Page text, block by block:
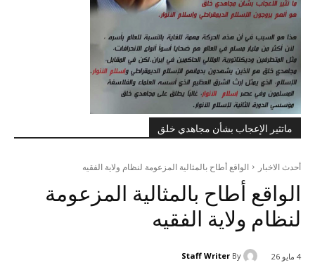
ماتثير الإعجاب بشأن مجاهدي خلق
أحدث الاخبار الواقع أطاح بالمثالية المزعومة لنظام ولاية الفقيه
الواقع أطاح بالمثالية المزعومة
لنظام ولاية الفقيه
4 مايو 26 By
Staff Writer